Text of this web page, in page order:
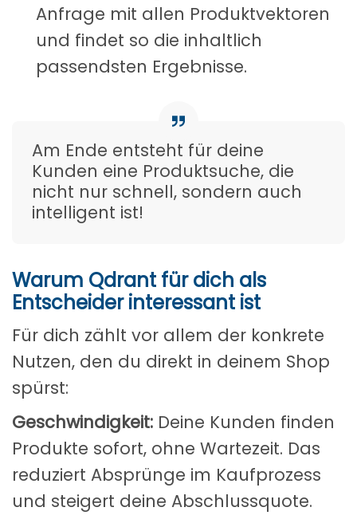
Anfrage mit allen Produktvektoren
und findet so die inhaltlich
passendsten Ergebnisse.
Am Ende entsteht für deine
Kunden eine Produktsuche, die
nicht nur schnell, sondern auch
intelligent ist!
Warum Qdrant für dich als
Entscheider interessant ist
Für dich zählt vor allem der konkrete
Nutzen, den du direkt in deinem Shop
spürst:
Geschwindigkeit: Deine Kunden finden
Produkte sofort, ohne Wartezeit. Das
reduziert Absprünge im Kaufprozess
und steigert deine Abschlussquote.